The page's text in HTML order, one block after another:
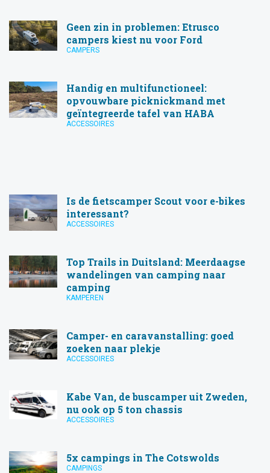
Geen zin in problemen: Etrusco
campers kiest nu voor Ford
CAMPERS
Handig en multifunctioneel:
opvouwbare picknickmand met
geïntegreerde tafel van HABA
ACCESSOIRES
Is de fietscamper Scout voor e-bikes
interessant?
ACCESSOIRES
Top Trails in Duitsland: Meerdaagse
wandelingen van camping naar
camping
KAMPEREN
Camper- en caravanstalling: goed
zoeken naar plekje
ACCESSOIRES
Kabe Van, de buscamper uit Zweden,
nu ook op 5 ton chassis
ACCESSOIRES
5x campings in The Cotswolds
CAMPINGS